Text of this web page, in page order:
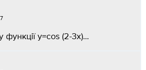
функції у=cos (2-3x)...